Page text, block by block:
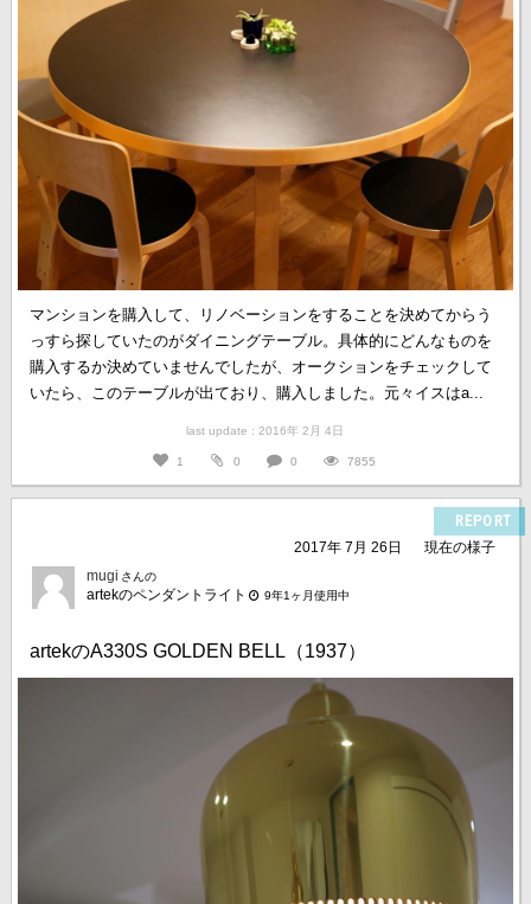
マンションを購入して、リノベーションをすることを決めてからう
っすら探していたのがダイニングテーブル。具体的にどんなものを
購入するか決めていませんでしたが、オークションをチェックして
いたら、このテーブルが出ており、購入しました。元々イスはa...
last update : 2016年 2月 4日
1 0 0 7855
REPORT
2017年 7月 26日
現在の様子
mugi さんの
artekのペンダントライト 9年1ヶ月使用中
artekのA330S GOLDEN BELL（1937）